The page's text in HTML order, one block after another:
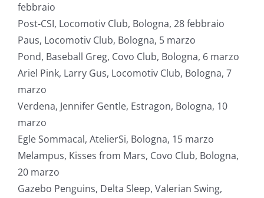
febbraio
Post-CSI, Locomotiv Club, Bologna, 28 febbraio
Paus, Locomotiv Club, Bologna, 5 marzo
Pond, Baseball Greg, Covo Club, Bologna, 6 marzo
Ariel Pink, Larry Gus, Locomotiv Club, Bologna, 7
marzo
Verdena, Jennifer Gentle, Estragon, Bologna, 10
marzo
Egle Sommacal, AtelierSi, Bologna, 15 marzo
Melampus, Kisses from Mars, Covo Club, Bologna,
20 marzo
Gazebo Penguins, Delta Sleep, Valerian Swing,